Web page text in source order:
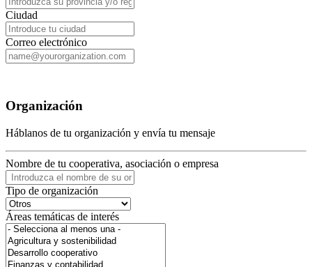
Ciudad
Correo electrónico
Organización
Háblanos de tu organización y envía tu mensaje
Nombre de tu cooperativa, asociación o empresa
Tipo de organización
Áreas temáticas de interés